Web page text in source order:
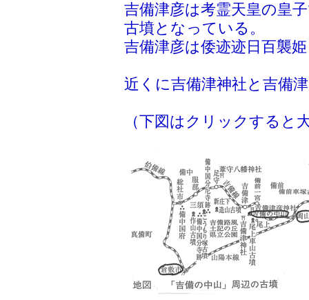
吉備津彦は考霊天皇の皇
古墳となっている。
吉備津彦は倭迹迹日百襲
近くに吉備津神社と吉備
（下図はクリックすると